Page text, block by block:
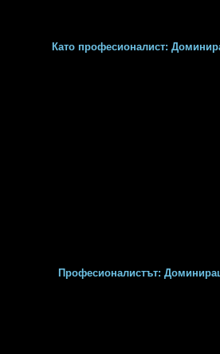
Като професионалист:
Професионалистът: